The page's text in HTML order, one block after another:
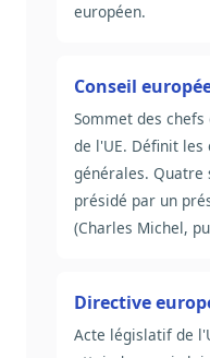
européen.
Conseil
Sommet des
de l'UE. Définit
générales.
présidé par un
(Charles Michel,
Directive
Acte législatif de